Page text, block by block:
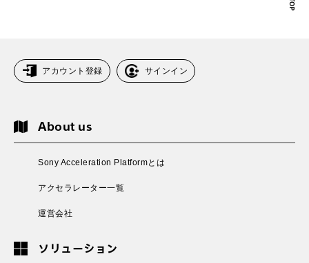
アカウント登録 サインイン
About us
Sony Acceleration Platformとは
アクセラレーター一覧
運営会社
ソリューション